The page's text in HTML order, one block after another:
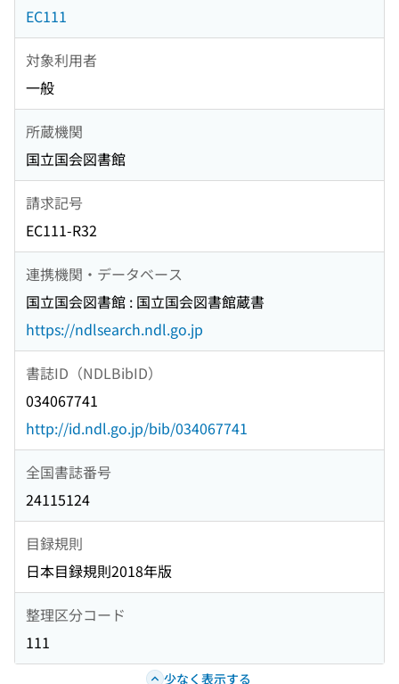
EC111
対象利用者
一般
所蔵機関
国立国会図書館
請求記号
EC111-R32
連携機関・データベース
国立国会図書館 : 国立国会図書館蔵書
https://ndlsearch.ndl.go.jp
書誌ID（NDLBibID）
034067741
http://id.ndl.go.jp/bib/034067741
全国書誌番号
24115124
目録規則
日本目録規則2018年版
整理区分コード
111
少なく表示する